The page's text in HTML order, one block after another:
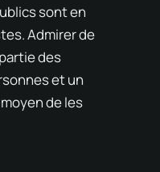
sont en
Admirer de
des
et un
de les